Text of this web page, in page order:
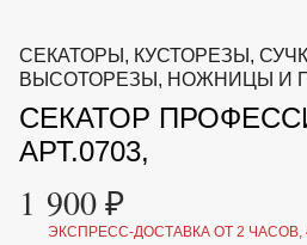
МАЛАЯ МЕХАНИЗАЦИЯ
ОТПУГИВАТЕЛИ ОТ
ГРЫЗУНОВ
САДОВАЯ ОДЕЖДА И
САДОВЫЙ ИНСТРУМЕНТ
СЕМЕНА
ТОВАРЫ ДЛЯ БАНЬ И САУН
ТОВАРЫ ДЛЯ ПОЛИВА
УХОД
+7 (495) 197 87
87
СЕКАТОРЫ, КУСТОРЕЗЫ,
ВЫСОТОРЕЗЫ, НОЖНИЦЫ И
СЕКАТОР
АРТ.0703,
1 900 ₽
ЭКСПРЕСС-ДОСТАВКА ОТ 2 ЧАСОВ,